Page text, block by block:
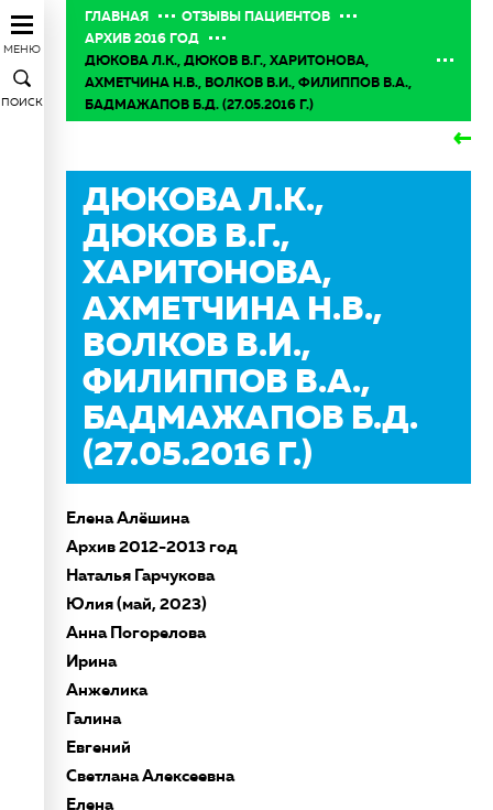
МЕНЮ
ПОИСК
ГЛАВНАЯ
ОТЗЫВЫ ПАЦИЕНТОВ
АРХИВ 2016 ГОД
ДЮКОВА Л.К., ДЮКОВ В.Г., ХАРИТОНОВА,
АХМЕТЧИНА Н.В., ВОЛКОВ В.И., ФИЛИППОВ В.А.,
БАДМАЖАПОВ Б.Д. (27.05.2016 Г.)
ДЮКОВА Л.К.,
ДЮКОВ В.Г.,
ХАРИТОНОВА,
АХМЕТЧИНА Н.В.,
ВОЛКОВ В.И.,
ФИЛИППОВ В.А.,
БАДМАЖАПОВ Б.Д.
(27.05.2016 Г.)
Елена Алёшина
Архив 2012-2013 год
Наталья Гарчукова
Юлия (май, 2023)
Анна Погорелова
Ирина
Анжелика
Галина
Евгений
Светлана Алексеевна
Елена